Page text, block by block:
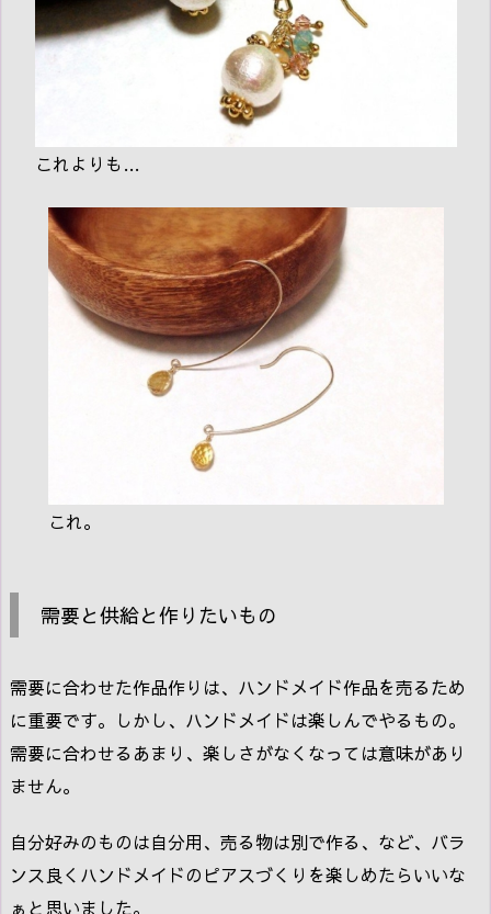
これよりも…
これ。
需要と供給と作りたいもの
需要に合わせた作品作りは、ハンドメイド作品を売るため
に重要です。しかし、ハンドメイドは楽しんでやるもの。
需要に合わせるあまり、楽しさがなくなっては意味があり
ません。
自分好みのものは自分用、売る物は別で作る、など、バラ
ンス良くハンドメイドのピアスづくりを楽しめたらいいな
ぁと思いました。